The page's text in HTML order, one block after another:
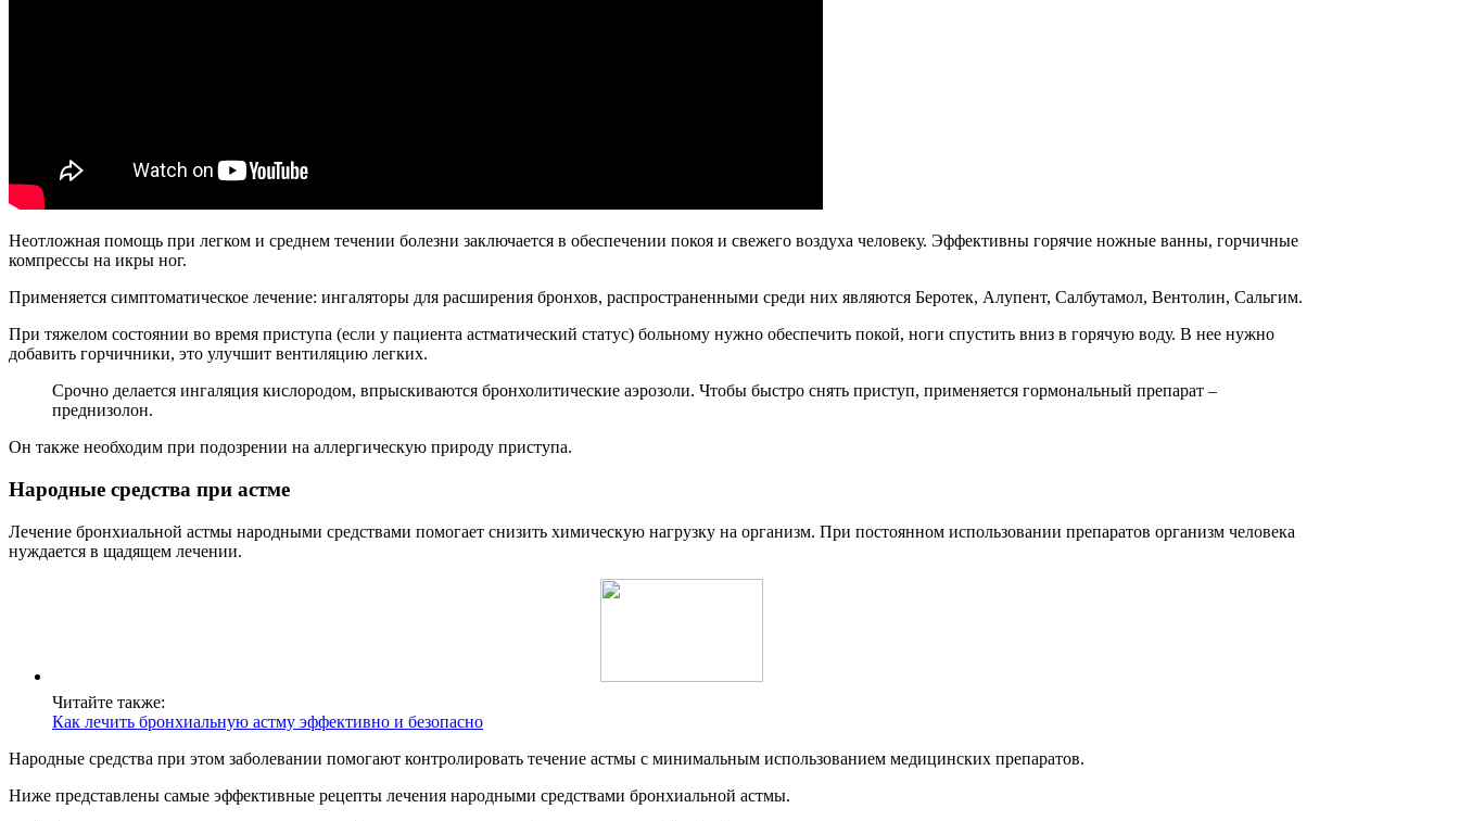
Неотложная помощь при легком и среднем течении болезни заключается в обеспечении покоя и свежего воздуха человеку. Эффективны горячие ножные ванны, горчичные
компрессы на икры ног.
Применяется симптоматическое лечение: ингаляторы для расширения бронхов, распространенными среди них являются Беротек, Алупент, Салбутамол, Вентолин, Сальгим.
При тяжелом состоянии во время приступа (если у пациента астматический статус) больному нужно обеспечить покой, ноги спустить вниз в горячую воду. В нее нужно
добавить горчичники, это улучшит вентиляцию легких.
Срочно делается ингаляция кислородом, впрыскиваются бронхолитические аэрозоли. Чтобы быстро снять приступ, применяется гормональный препарат –
преднизолон.
Он также необходим при подозрении на аллергическую природу приступа.
Народные средства при астме
Лечение бронхиальной астмы народными средствами помогает снизить химическую нагрузку на организм. При постоянном использовании препаратов организм человека
нуждается в щадящем лечении.
Читайте также:
Как лечить бронхиальную астму эффективно и безопасно
Народные средства при этом заболевании помогают контролировать течение астмы с минимальным использованием медицинских препаратов.
Ниже представлены самые эффективные рецепты лечения народными средствами бронхиальной астмы.